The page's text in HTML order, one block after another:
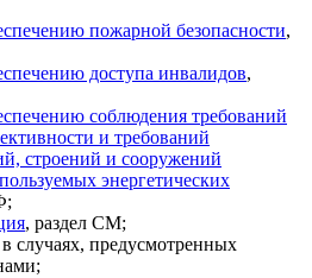
пожарной безопасности,
доступа инвалидов,
соблюдения требований
и требований
строений и сооружений
энергетических
, раздел СМ;
случаях, предусмотренных